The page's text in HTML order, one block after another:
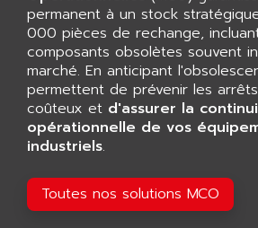
SIMATIC S5-101
SIMATIC TOUCH PANEL
S900 II
S900
PHASEO
SIMATIC-S5
SIMATIC FIELD PG
LOGO!
AIR ET PULVERISATION
AIR LIQUIDE
AIR SYSTEMS
AIR WORTHINGTON
AIRBUS
AIRCOM
AIRMASTER R1
permanent à un stock
000 pièces de rechange,
composants obsolètes souvent
marché. En anticipant
permettent de prévenir les
coûteux et d'assurer la
opérationnelle de vos
industriels.
Toutes nos solutions MCO